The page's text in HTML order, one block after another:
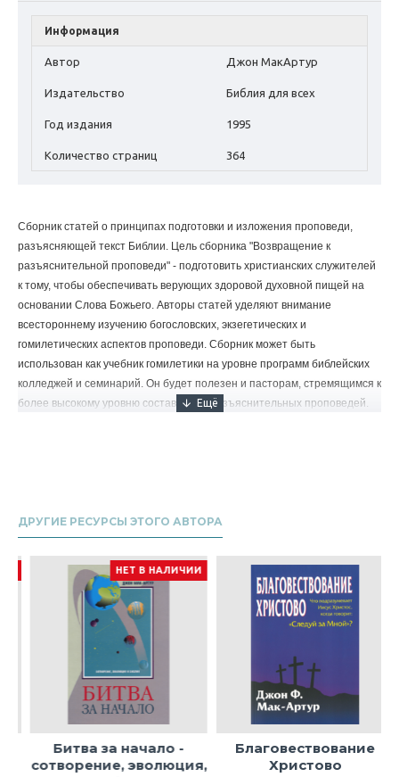
Информация
Автор Джон МакАртур
Издательство Библия для всех
Год издания 1995
Количество страниц 364
Сборник статей о принципах подготовки и изложения проповеди,
разъясняющей текст Библии. Цель сборника "Возвращение к
разъяснительной проповеди" - подготовить христианских служителей
к тому, чтобы обеспечивать верующих здоровой духовной пищей на
основании Слова Божьего. Авторы статей уделяют внимание
всестороннему изучению богословских, экзегетических и
гомилетических аспектов проповеди. Сборник может быть
использован как учебник гомилетики на уровне программ библейских
колледжей и семинарий. Он будет полезен и пасторам, стремящимся к
более высокому уровню составления разъяснительных проповедей.
ДРУГИЕ РЕСУРСЫ ЭТОГО АВТОРА
НЕТ В НАЛИЧИИ
Битва за начало -
сотворение, эволюция,
Благовествование
Христово